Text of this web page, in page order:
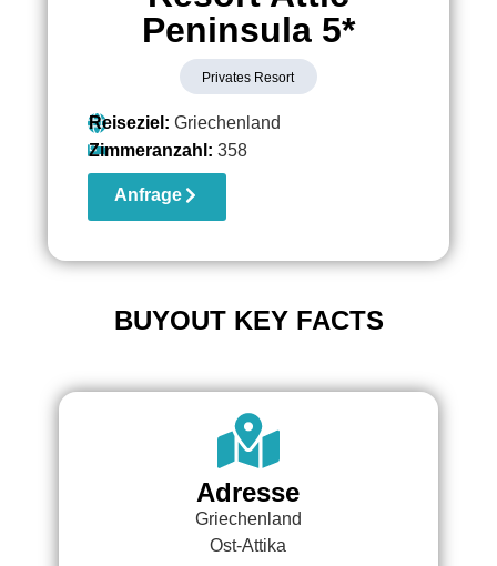
Peninsula 5*
Privates Resort
Reiseziel:Griechenland
Zimmeranzahl:358
Anfrage
BUYOUT KEY FACTS
Adresse
Griechenland
Ost-Attika